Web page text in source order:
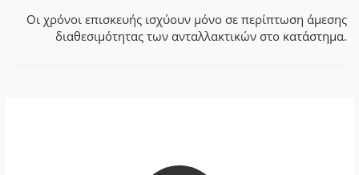
Οι χρόνοι επισκευής ισχύουν μόνο σε περίπτωση άμεσης
διαθεσιμότητας των ανταλλακτικών στο κατάστημα.